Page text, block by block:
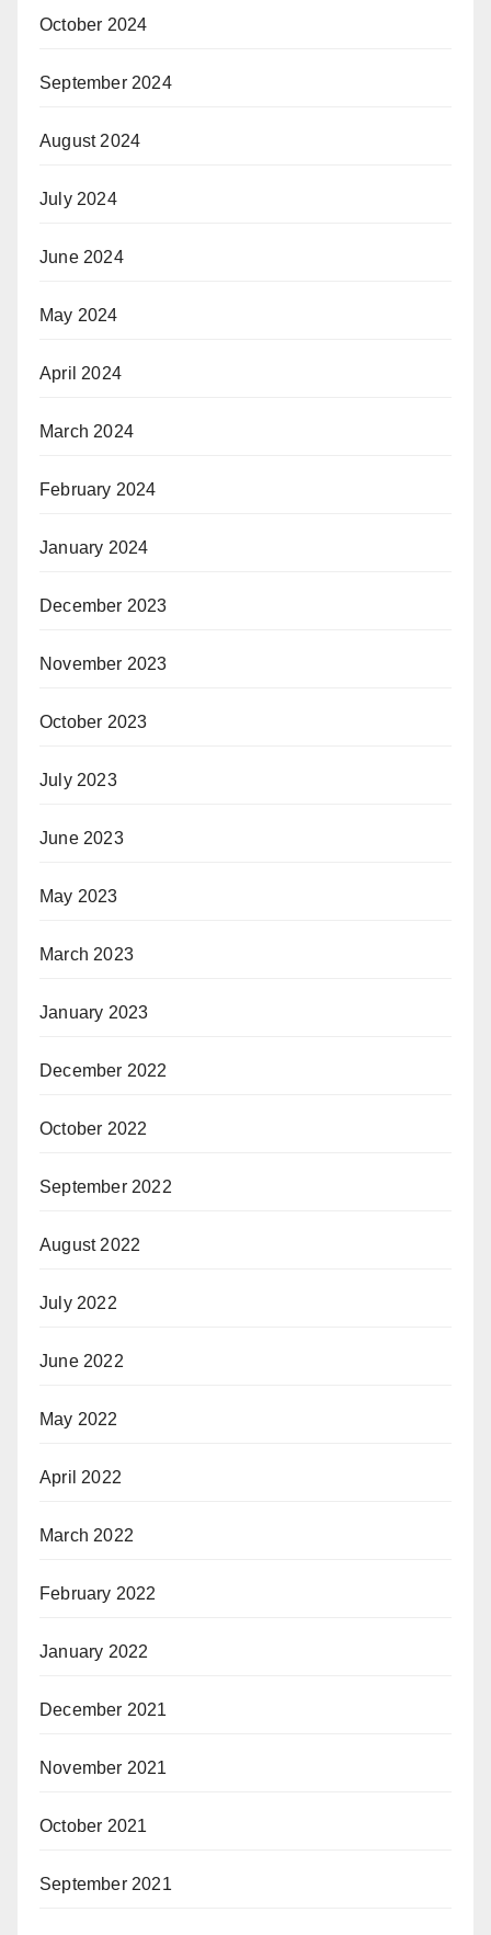
October 2024
September 2024
August 2024
July 2024
June 2024
May 2024
April 2024
March 2024
February 2024
January 2024
December 2023
November 2023
October 2023
July 2023
June 2023
May 2023
March 2023
January 2023
December 2022
October 2022
September 2022
August 2022
July 2022
June 2022
May 2022
April 2022
March 2022
February 2022
January 2022
December 2021
November 2021
October 2021
September 2021